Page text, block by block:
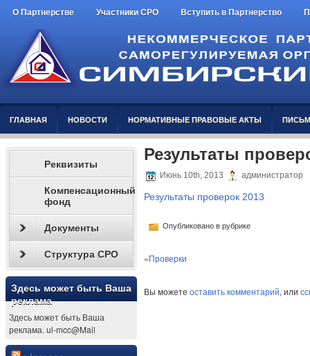
О Партнерстве Участники СРО Вступить в Партнерство
ГЛАВНАЯ НОВОСТИ НОРМАТИВНЫЕ ПРАВОВЫЕ АКТЫ
Реквизиты
Компенсационный
фонд
Документы
Структура СРО
Здесь может быть Ваша
реклама
Здесь может быть Ваша
реклама. ul-mcc@Mail
Результаты
Июнь 10th, 2013 администратор
Результаты проверок 2013
Опубликовано в рубрике
«Проверки
Вы можете оставить комментарий, или